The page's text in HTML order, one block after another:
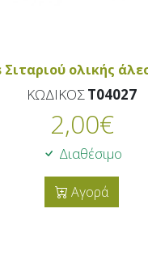
Σιταριού ολικής
ΚΩΔΙΚΟΣT04027
2,00€
Διαθέσιμο
Αγορά